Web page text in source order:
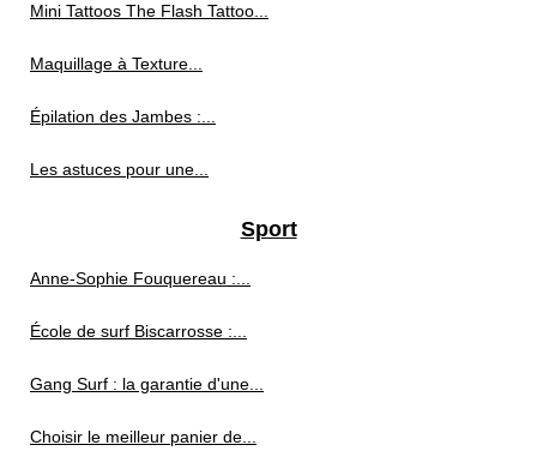
Mini Tattoos The Flash Tattoo...
Maquillage à Texture...
Épilation des Jambes :...
Les astuces pour une...
Sport
Anne-Sophie Fouquereau :...
École de surf Biscarrosse :...
Gang Surf : la garantie d'une...
Choisir le meilleur panier de...